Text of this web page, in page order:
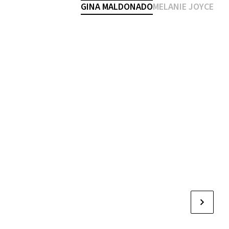
GINA MALDONADOMELANIE JOYCE